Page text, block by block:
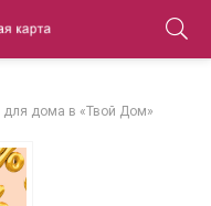
для дома в «Твой Дом»